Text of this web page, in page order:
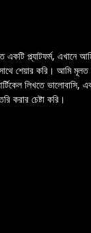
প্ল্যাটফর্ম, এখানে
শেয়ার করি। আমি
লিখতে ভালোবাসি,
করার চেষ্টা করি।